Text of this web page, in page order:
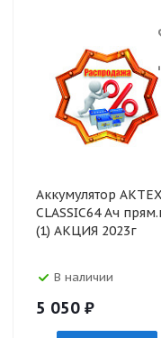
Аккумулятор АКТЕХ
CLASSIC64 Ач
(1) АКЦИЯ 2023г
В наличии
5 050 ₽